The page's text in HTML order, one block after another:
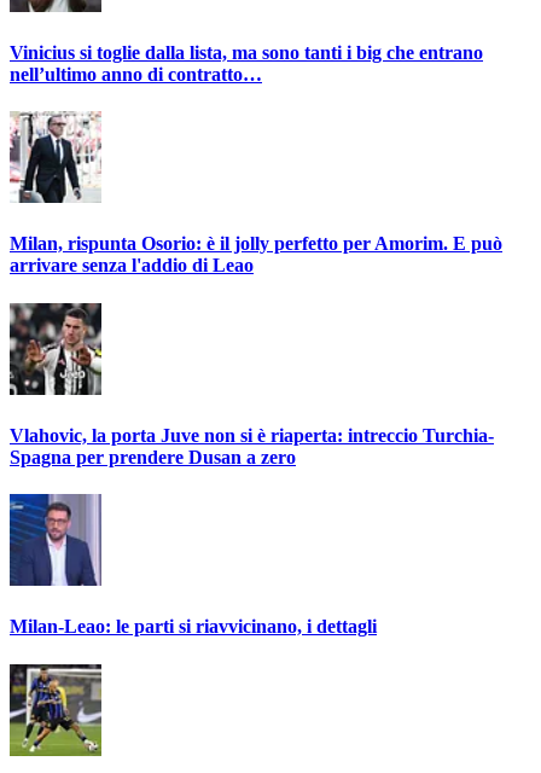
Vinicius si toglie dalla lista, ma sono tanti i big che entrano
nell’ultimo anno di contratto…
Milan, rispunta Osorio: è il jolly perfetto per Amorim. E può
arrivare senza l'addio di Leao
Vlahovic, la porta Juve non si è riaperta: intreccio Turchia-
Spagna per prendere Dusan a zero
Milan-Leao: le parti si riavvicinano, i dettagli